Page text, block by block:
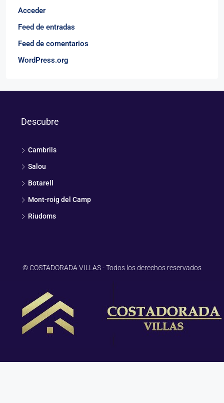
Acceder
Feed de entradas
Feed de comentarios
WordPress.org
Descubre
Cambrils
Salou
Botarell
Mont-roig del Camp
Riudoms
© COSTADORADA VILLAS - Todos los derechos reservados